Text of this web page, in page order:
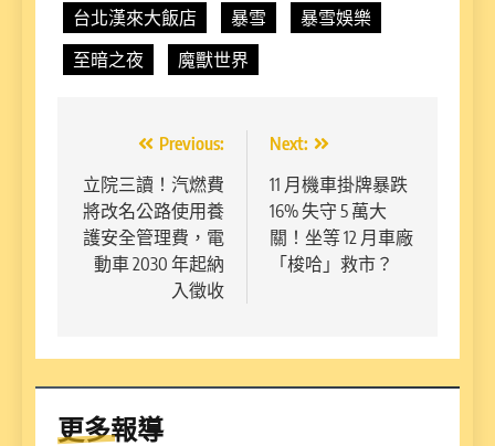
台北漢來大飯店
暴雪
暴雪娛樂
至暗之夜
魔獸世界
章
導
覽
Previous:
立院三讀！汽燃費
將改名公路使用養
護安全管理費，電
動車 2030 年起納
入徵收
Next:
11 月機車掛牌暴跌
16% 失守 5 萬大
關！坐等 12 月車廠
「梭哈」救市？
更多報導